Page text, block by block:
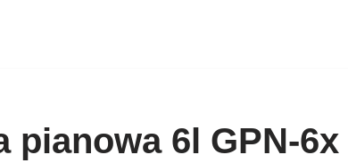
pianowa 6l GPN-6x